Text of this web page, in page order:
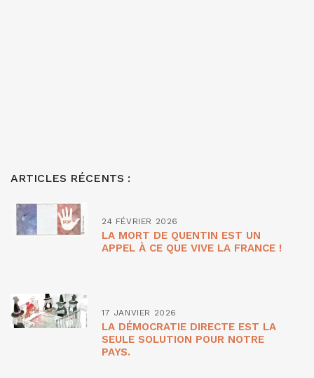
ARTICLES RÉCENTS :
24 FÉVRIER 2026
LA MORT DE QUENTIN EST UN
APPEL À CE QUE VIVE LA FRANCE !
17 JANVIER 2026
LA DÉMOCRATIE DIRECTE EST LA
SEULE SOLUTION POUR NOTRE
PAYS.